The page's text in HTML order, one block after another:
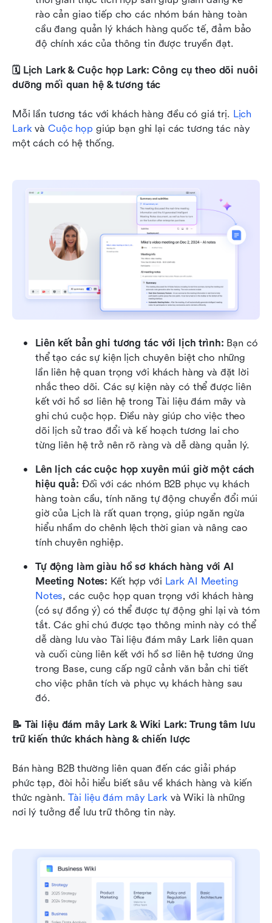
rào cản giao tiếp cho các nhóm bán hàng toàn
cầu đang quản lý khách hàng quốc tế, đảm bảo
độ chính xác của thông tin được truyền đạt.
🗓️ Lịch Lark & Cuộc họp Lark: Công cụ theo dõi nuôi
dưỡng mối quan hệ & tương tác
Mỗi lần tương tác với khách hàng đều có giá trị. Lịch
Lark và Cuộc họp giúp bạn ghi lại các tương tác này
một cách có hệ thống.
Liên kết bản ghi tương tác với lịch trình: Bạn có
thể tạo các sự kiện lịch chuyên biệt cho những
lần liên hệ quan trọng với khách hàng và đặt lời
nhắc theo dõi. Các sự kiện này có thể được liên
kết với hồ sơ liên hệ trong Tài liệu đám mây và
ghi chú cuộc họp. Điều này giúp cho việc theo
dõi lịch sử trao đổi và kế hoạch tương lai cho
từng liên hệ trở nên rõ ràng và dễ dàng quản lý.
Lên lịch các cuộc họp xuyên múi giờ một cách
hiệu quả: Đối với các nhóm B2B phục vụ khách
hàng toàn cầu, tính năng tự động chuyển đổi múi
giờ của Lịch là rất quan trọng, giúp ngăn ngừa
hiểu nhầm do chênh lệch thời gian và nâng cao
tính chuyên nghiệp.
Tự động làm giàu hồ sơ khách hàng với AI
Meeting Notes: Kết hợp với Lark AI Meeting
Notes, các cuộc họp quan trọng với khách hàng
(có sự đồng ý) có thể được tự động ghi lại và tóm
tắt. Các ghi chú được tạo thông minh này có thể
dễ dàng lưu vào Tài liệu đám mây Lark liên quan
và cuối cùng liên kết với hồ sơ liên hệ tương ứng
trong Base, cung cấp ngữ cảnh văn bản chi tiết
cho việc phân tích và phục vụ khách hàng sau
đó.
📝 Tài liệu đám mây Lark & Wiki Lark: Trung tâm lưu
trữ kiến thức khách hàng & chiến lược
Bán hàng B2B thường liên quan đến các giải pháp
phức tạp, đòi hỏi hiểu biết sâu về khách hàng và kiến
thức ngành. Tài liệu đám mây Lark và Wiki là những
nơi lý tưởng để lưu trữ thông tin này.